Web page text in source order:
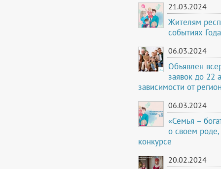
21.03.2024
Жителям
событиях
06.03.2024
Объявлен
заявок до 22
зависимости от
06.03.2024
«Семья –
о своем
конкурсе
20.02.2024